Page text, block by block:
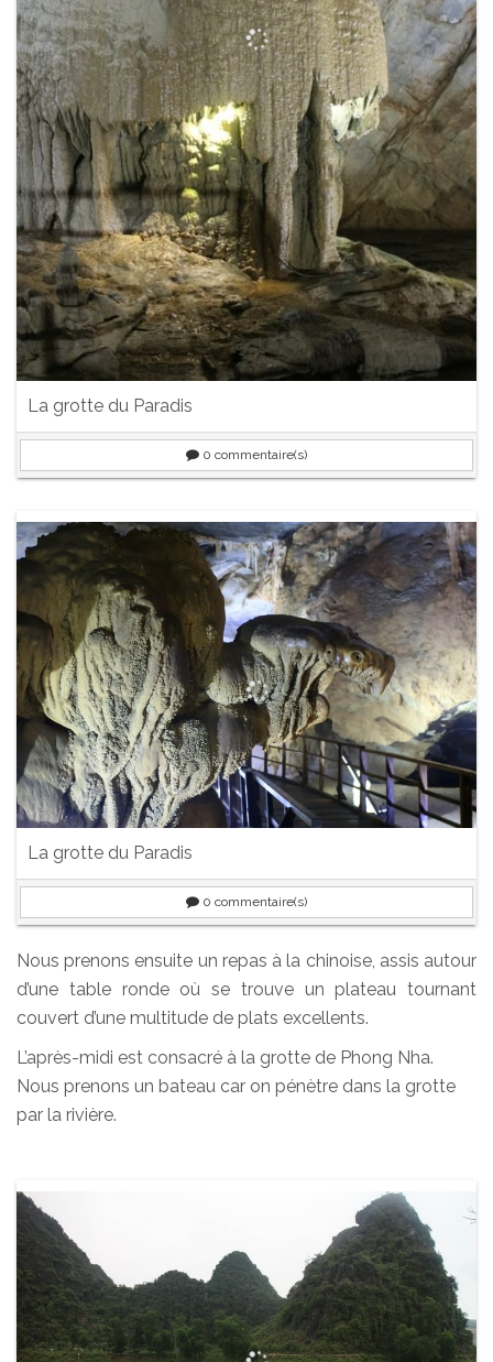
La grotte du Paradis
0 commentaire(s)
La grotte du Paradis
0 commentaire(s)
Nous prenons ensuite un repas à la chinoise, assis autour
d’une table ronde où se trouve un plateau tournant
couvert d’une multitude de plats excellents.
L’après-midi est consacré à la grotte de Phong Nha.
Nous prenons un bateau car on pénètre dans la grotte
par la rivière.